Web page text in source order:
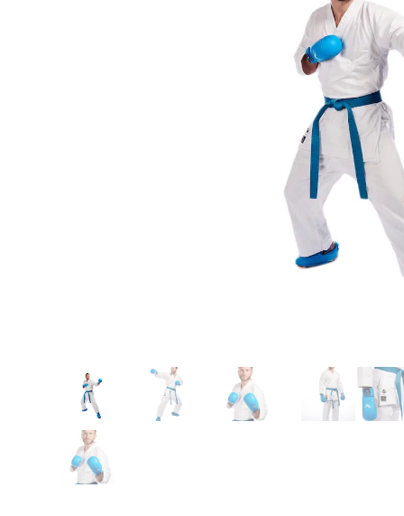
Voor
Bokszak
bokszak
Stoot-